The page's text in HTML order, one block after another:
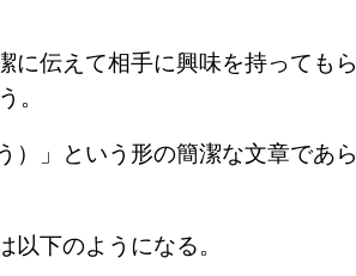
に伝えて相手に興味を持ってもら
。
）」という形の簡潔な文章であら
下のようになる。